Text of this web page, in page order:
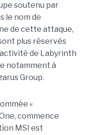
soutenu par
le nom de
de cette attaque,
plus réservés
de Labyrinth
notamment à
Group.
«
commence
MSI est